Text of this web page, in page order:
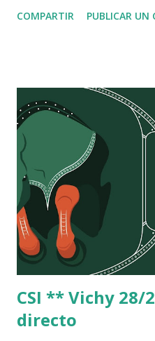
COMPARTIR PUBLICAR UN
CSI ** Vichy 28/
directo